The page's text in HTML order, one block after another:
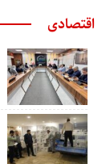
اقتصادی